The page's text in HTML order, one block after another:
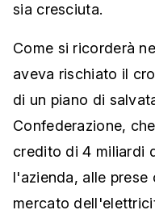
sia cresciuta.
Come si ricorderà
aveva rischiato il
di un piano di
Confederazione,
credito di 4 miliardi
l'azienda, alle prese
mercato